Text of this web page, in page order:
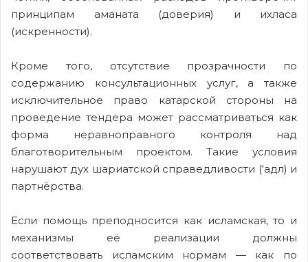
принципам аманата (доверия) и ихласа
(искренности).
Кроме того, отсутствие прозрачности по
содержанию консультационных услуг, а также
исключительное право катарской стороны на
проведение тендера может рассматриваться как
форма неравноправного контроля над
благотворительным проектом. Такие условия
нарушают дух шариатской справедливости (‘адл) и
партнёрства.
Если помощь преподносится как исламская, то и
механизмы её реализации должны
соответствовать исламским нормам — как по